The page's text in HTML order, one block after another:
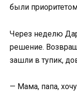
были
Через неделю
решение.
зашли в тупик,
— Мама, папа,